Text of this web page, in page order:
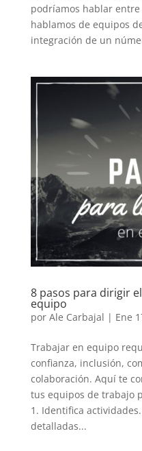
podríamos hablar entre
hablamos de equipos
integración de un
8 pasos para dirigir
equipo
por Ale Carbajal | Ene
Trabajar en equipo
confianza, inclusión,
colaboración. Aquí te
tus equipos de trabajo
1. Identifica
detalladas...